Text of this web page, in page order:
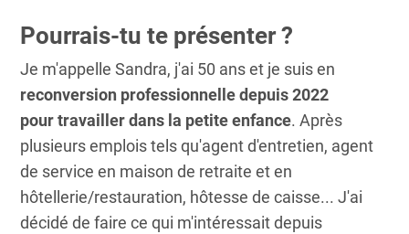
Pourrais-tu te présenter ?
Je m'appelle Sandra, j'ai 50 ans et je suis en
reconversion professionnelle depuis 2022
pourtravailler dans la petite enfance. Après
plusieurs emplois tels qu'agent d'entretien, agent
de service en maison de retraite et en
hôtellerie/restauration, hôtesse de caisse... J'ai
décidé de faire ce qui m'intéressait depuis